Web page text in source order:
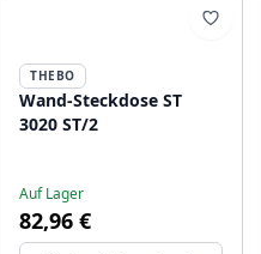
THEBO
Wand-Steckdose ST
3020 ST/2
Auf Lager
82,96 €